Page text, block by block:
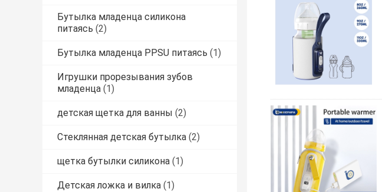
Бутылка младенца силикона
питаясь (2)
Бутылка младенца PPSU питаясь (1)
Игрушки прорезывания зубов
младенца (1)
детская щетка для ванны (2)
Стеклянная детская бутылка (2)
щетка бутылки силикона (1)
Детская ложка и вилка (1)